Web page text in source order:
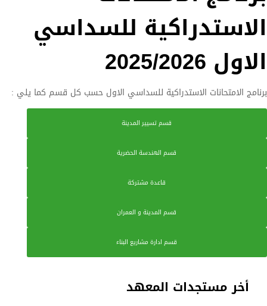
أخر مستجدات المعهد
الاستدراكية للسداسي
الاول 2025/2026
برنامج الامتحانات الاستدراكية للسداسي الاول حسب كل قسم كما يلي :
قسم تسيير المدينة
قسم الهندسة الحضرية
قاعدة مشتركة
قسم المدينة و العمران
قسم ادارة مشاريع البناء